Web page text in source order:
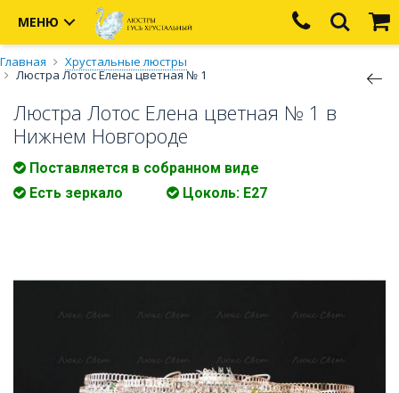
МЕНЮ
Главная
Хрустальные люстры
Люстра Лотос Елена цветная № 1
Люстра Лотос Елена цветная № 1 в
Нижнем Новгороде
Поставляется в собранном виде
Есть зеркало
Цоколь: Е27